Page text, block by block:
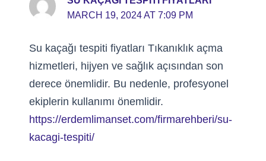
MARCH 19, 2024 AT 7:09 PM
Su kaçağı tespiti fiyatları Tıkanıklık açma
hizmetleri, hijyen ve sağlık açısından son
derece önemlidir. Bu nedenle, profesyonel
ekiplerin kullanımı önemlidir.
https://erdemlimanset.com/firmarehberi/su-
kacagi-tespiti/